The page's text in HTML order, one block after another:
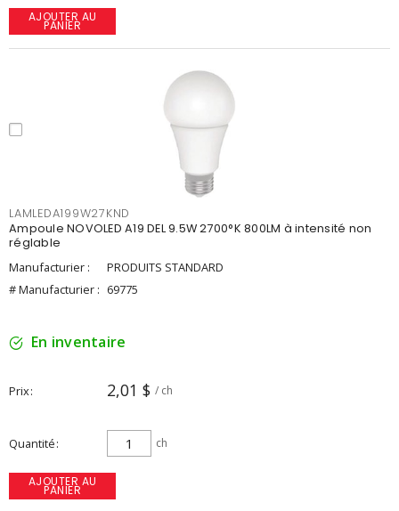
AJOUTER AU
PANIER
LAMLEDA199W27KND
Ampoule NOVOLED A19 DEL 9.5W 2700°K 800LM à intensité non
réglable
Manufacturier :
PRODUITS STANDARD
# Manufacturier : 69775
En inventaire
Prix 2,01 $ / ch
Quantité ch
AJOUTER AU
PANIER